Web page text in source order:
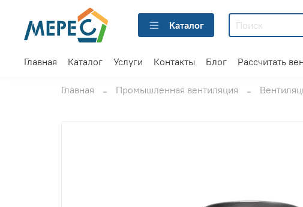
Каталог
Главная Каталог Услуги Контакты Блог Рассчитать
Главная Промышленная вентиляция